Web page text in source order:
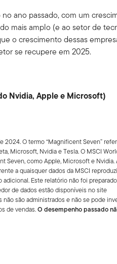
ano passado, com um
mais amplo (e ao setor de
o crescimento dessas
se recupere em 2025.
Nvidia, Apple e Microsoft)
2024. O termo “Magnificent Seven”
Microsoft, Nvidia e Tesla. O MSCI
Seven, como Apple, Microsoft e
a quaisquer dados da MSCI
Este relatório não foi
de dados estão disponíveis no site
são administrados e não se pode
de vendas.O desempenho passado